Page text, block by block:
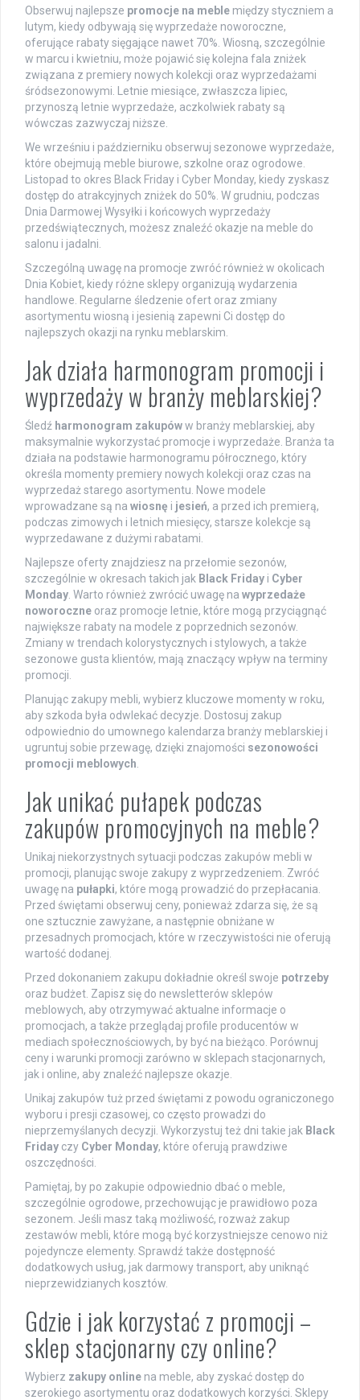
Obserwuj najlepsze promocje na meble między styczniem a
lutym, kiedy odbywają się wyprzedaże noworoczne,
oferujące rabaty sięgające nawet 70%. Wiosną, szczególnie
w marcu i kwietniu, może pojawić się kolejna fala zniżek
związana z premiery nowych kolekcji oraz wyprzedażami
śródsezonowymi. Letnie miesiące, zwłaszcza lipiec,
przynoszą letnie wyprzedaże, aczkolwiek rabaty są
wówczas zazwyczaj niższe.
We wrześniu i październiku obserwuj sezonowe wyprzedaże,
które obejmują meble biurowe, szkolne oraz ogrodowe.
Listopad to okres Black Friday i Cyber Monday, kiedy zyskasz
dostęp do atrakcyjnych zniżek do 50%. W grudniu, podczas
Dnia Darmowej Wysyłki i końcowych wyprzedaży
przedświątecznych, możesz znaleźć okazje na meble do
salonu i jadalni.
Szczególną uwagę na promocje zwróć również w okolicach
Dnia Kobiet, kiedy różne sklepy organizują wydarzenia
handlowe. Regularne śledzenie ofert oraz zmiany
asortymentu wiosną i jesienią zapewni Ci dostęp do
najlepszych okazji na rynku meblarskim.
Jak działa harmonogram promocji i
wyprzedaży w branży meblarskiej?
Śledź harmonogram zakupóww branży meblarskiej, aby
maksymalnie wykorzystać promocje i wyprzedaże. Branża ta
działa na podstawie harmonogramu półrocznego, który
określa momenty premiery nowych kolekcji oraz czas na
wyprzedaż starego asortymentu. Nowe modele
wprowadzane są na wiosnę i jesień, a przed ich premierą,
podczas zimowych i letnich miesięcy, starsze kolekcje są
wyprzedawane z dużymi rabatami.
Najlepsze oferty znajdziesz na przełomie sezonów,
szczególnie w okresach takich jak Black Friday i Cyber
Monday . Warto również zwrócić uwagę na wyprzedaże
noworoczne oraz promocje letnie, które mogą przyciągnąć
największe rabaty na modele z poprzednich sezonów.
Zmiany w trendach kolorystycznych i stylowych, a także
sezonowe gusta klientów, mają znaczący wpływ na terminy
promocji.
Planując zakupy mebli, wybierz kluczowe momenty w roku,
aby szkoda była odwlekać decyzje. Dostosuj zakup
odpowiednio do umownego kalendarza branży meblarskiej i
ugruntuj sobie przewagę, dzięki znajomości sezonowości
promocji meblowych
Jak unikać pułapek podczas
zakupów promocyjnych na meble?
Unikaj niekorzystnych sytuacji podczas zakupów mebli w
promocji, planując swoje zakupy z wyprzedzeniem. Zwróć
uwagę na pułapki, które mogą prowadzić do przepłacania.
Przed świętami obserwuj ceny, ponieważ zdarza się, że są
one sztucznie zawyżane, a następnie obniżane w
przesadnych promocjach, które w rzeczywistości nie oferują
wartość dodanej.
Przed dokonaniem zakupu dokładnie określ swoje potrzeby
oraz budżet. Zapisz się do newsletterów sklepów
meblowych, aby otrzymywać aktualne informacje o
promocjach, a także przeglądaj profile producentów w
mediach społecznościowych, by być na bieżąco. Porównuj
ceny i warunki promocji zarówno w sklepach stacjonarnych,
jak i online, aby znaleźć najlepsze okazje.
Unikaj zakupów tuż przed świętami z powodu ograniczonego
wyboru i presji czasowej, co często prowadzi do
nieprzemyślanych decyzji. Wykorzystuj też dni takie jak Black
Friday czy Cyber Monday, które oferują prawdziwe
oszczędności.
Pamiętaj, by po zakupie odpowiednio dbać o meble,
szczególnie ogrodowe, przechowując je prawidłowo poza
sezonem. Jeśli masz taką możliwość, rozważ zakup
zestawów mebli, które mogą być korzystniejsze cenowo niż
pojedyncze elementy. Sprawdź także dostępność
dodatkowych usług, jak darmowy transport, aby uniknąć
nieprzewidzianych kosztów.
Gdzie i jak korzystać z promocji –
sklep stacjonarny czy online?
Wybierz zakupy online na meble, aby zyskać dostęp do
szerokiego asortymentu oraz dodatkowych korzyści. Sklepy